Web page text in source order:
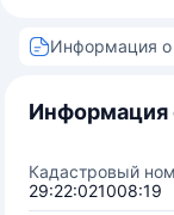
Информация
Информация
Кадастровый
29:22:021008:19